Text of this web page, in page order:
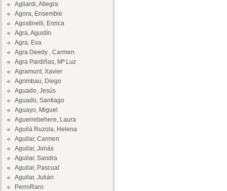
Agliardi, Allegra
Agora, Ensemble
Agostinelli, Enrica
Agra, Agustín
Agra, Eva
Agra Deedy , Carmen
Agra Pardiñas, Mª Luz
Agramunt, Xavier
Agrimbau, Diego
Aguado, Jesús
Aguado, Santiago
Aguayo, Miguel
Aguerrebehere, Laura
Aguilà Ruzola, Helena
Aguilar, Carmen
Aguilar, Jonás
Aguilar, Sandra
Aguilar, Pascual
Aguilar, Julián
PerroRaro